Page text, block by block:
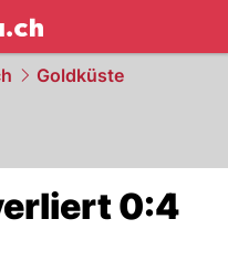
NAU.ch
Goldküste
0:4